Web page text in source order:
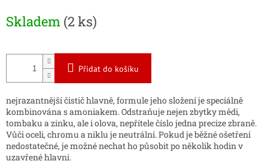
cena:
Skladem (2 ks)
Přidat do košíku
nejrazantnější čistič hlavně, formule jeho složení je speciálně
kombinována s amoniakem. Odstraňuje nejen zbytky mědi,
tombaku a zinku, ale i olova, nepřítele číslo jedna precize zbraně.
Vůči oceli, chromu a niklu je neutrální. Pokud je běžné ošetření
nedostatečné, je možné nechat ho působit po několik hodin v
uzavřené hlavni.